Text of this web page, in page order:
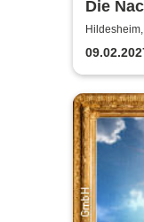
Die
aller